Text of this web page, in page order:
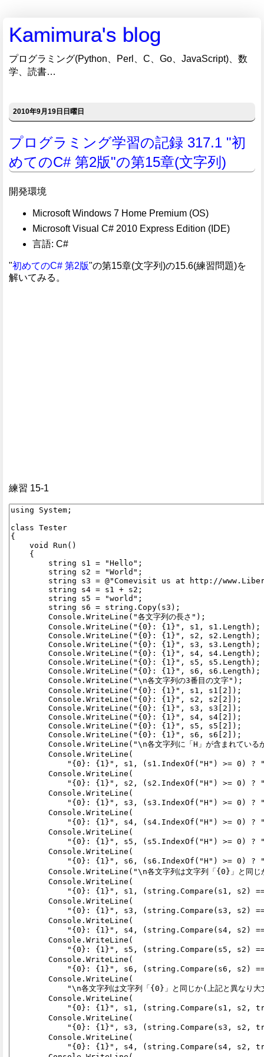
Kamimura's blog
プログラミング(Python、Perl、C、Go、JavaScript)、数
学、読書…
2010年9月19日日曜日
プログラミング学習の記録 317.1 "初
めてのC# 第2版"の第15章(文字列)
開発環境
Microsoft Windows 7 Home Premium (OS)
Microsoft Visual C# 2010 Express Edition (IDE)
言語: C#
"初めてのC# 第2版"の第15章(文字列)の15.6(練習問題)を
解いてみる。
練習 15-1